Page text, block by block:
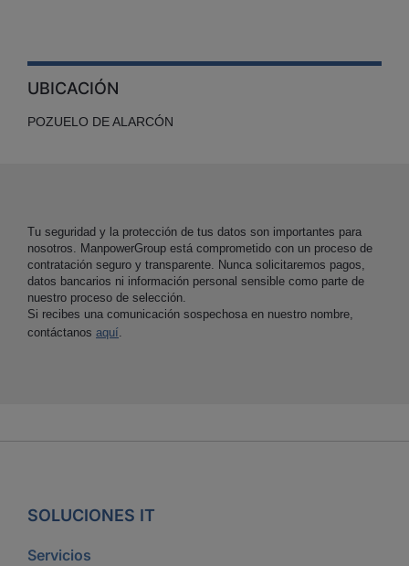
UBICACIÓN
POZUELO DE ALARCÓN
Tu seguridad y la protección de tus datos son importantes para
nosotros. ManpowerGroup está comprometido con un proceso de
contratación seguro y transparente. Nunca solicitaremos pagos,
datos bancarios ni información personal sensible como parte de
nuestro proceso de selección.
Si recibes una comunicación sospechosa en nuestro nombre,
contáctanos aquí.
SOLUCIONES IT
Servicios